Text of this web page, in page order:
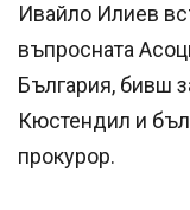
Ивайло Илиев
въпросната
България, бивш
Кюстендил и
прокурор.